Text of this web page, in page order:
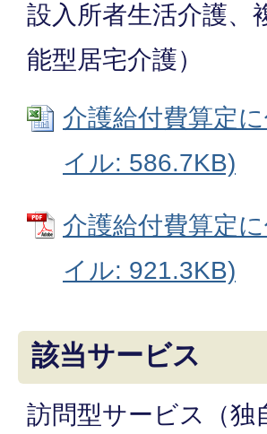
設入所者生活介護、
能型居宅介護）
介護給付費算定
イル: 586.7KB)
介護給付費算定
イル: 921.3KB)
該当サービス
訪問型サービス（独